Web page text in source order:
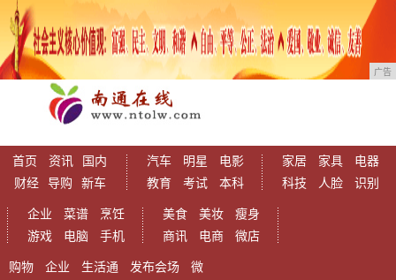
广告
首页 资讯
国内
财经
导购 新车
汽车 明星
电影
教育
考试 本科
家居 家具
电器
科技
人脸 识别
企业 菜谱
烹饪
游戏
电脑 手机
美食 美妆
瘦身
商讯
电商 微店
购物 企业 生活通 发布会场
微